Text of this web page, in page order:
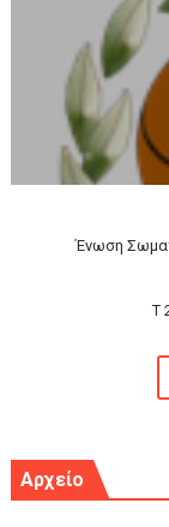
Ένωση
T
Αρχείο